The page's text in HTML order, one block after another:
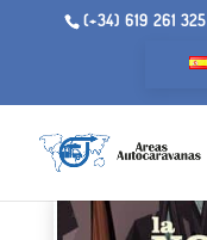
(+34) 619 261 325